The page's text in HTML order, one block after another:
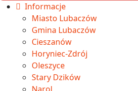
Informacje
Miasto Lubaczów
Gmina Lubaczów
Cieszanów
Horyniec-Zdrój
Oleszyce
Stary Dzików